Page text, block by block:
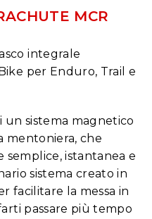
MCR
integrale
per Enduro, Trail e
un sistema magnetico
mentoniera, che
istantanea e
sistema creato in
facilitare la messa in
passare più tempo